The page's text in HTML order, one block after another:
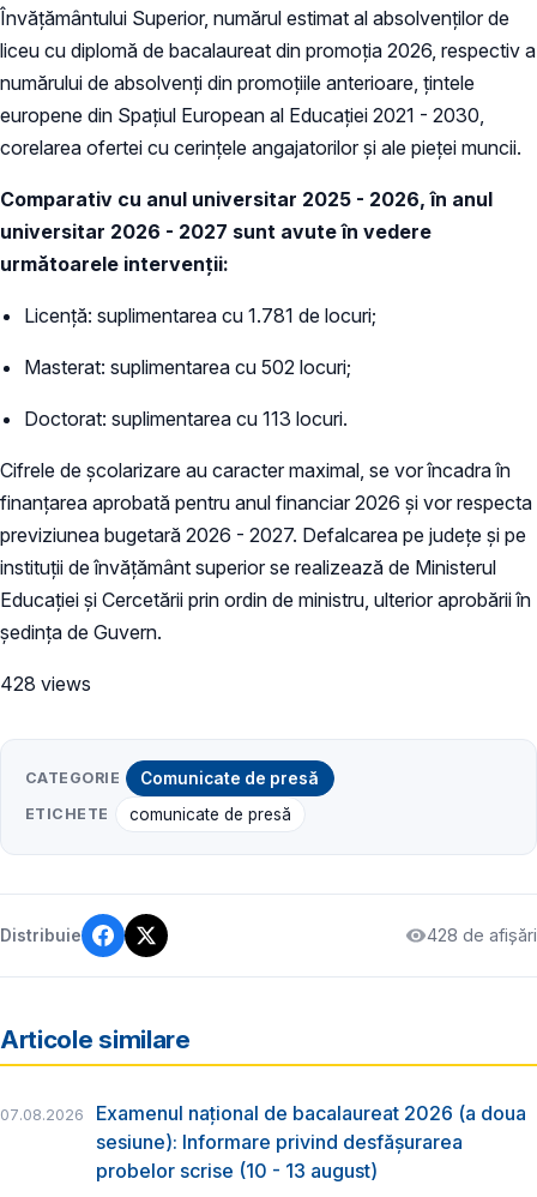
Învățământului Superior, numărul estimat al absolvenților de
liceu cu diplomă de bacalaureat din promoția 2026, respectiv a
numărului de absolvenți din promoțiile anterioare, țintele
europene din Spațiul European al Educației 2021 - 2030,
corelarea ofertei cu cerințele angajatorilor și ale pieței muncii.
Comparativ cu anul universitar 2025 - 2026, în anul
universitar 2026 - 2027 sunt avute în vedere
următoarele intervenții:
Licență: suplimentarea cu 1.781 de locuri;
Masterat: suplimentarea cu 502 locuri;
Doctorat: suplimentarea cu 113 locuri.
Cifrele de școlarizare au caracter maximal, se vor încadra în
finanțarea aprobată pentru anul financiar 2026 și vor respecta
previziunea bugetară 2026 - 2027. Defalcarea pe județe și pe
instituții de învățământ superior se realizează de Ministerul
Educației și Cercetării prin ordin de ministru, ulterior aprobării în
ședința de Guvern.
428 views
CATEGORIE Comunicate de presă
ETICHETE comunicate de presă
Distribuie 428 de afișări
Articole similare
07.08.2026
Examenul național de bacalaureat 2026 (a doua
sesiune): Informare privind desfășurarea
probelor scrise (10 - 13 august)